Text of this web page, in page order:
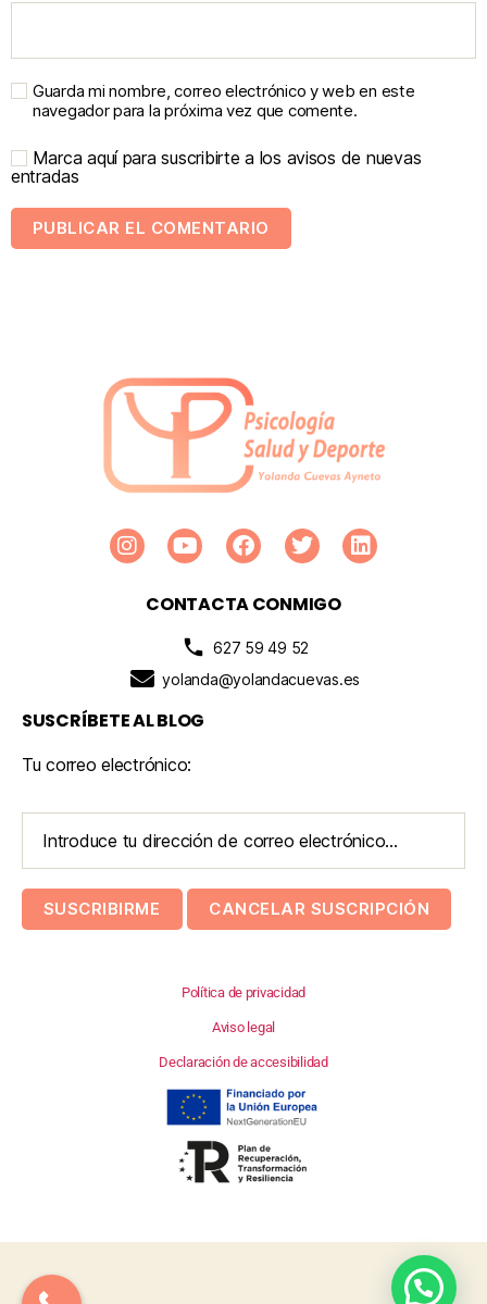
Guarda mi nombre, correo electrónico y web en este
navegador para la próxima vez que comente.
Marca aquí para suscribirte a los avisos de nuevas
entradas
CONTACTA CONMIGO
627 59 49 52
yolanda@yolandacuevas.es
SUSCRÍBETE AL BLOG
Tu correo electrónico:
Política de privacidad
Aviso legal
Declaración de accesibilidad